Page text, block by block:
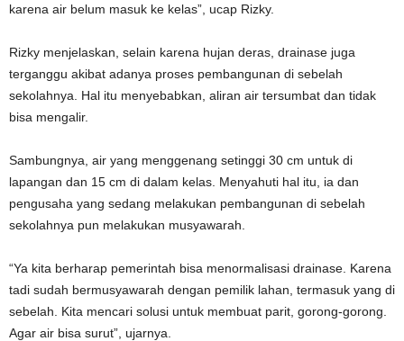
karena air belum masuk ke kelas”, ucap Rizky.
Rizky menjelaskan, selain karena hujan deras, drainase juga
terganggu akibat adanya proses pembangunan di sebelah
sekolahnya. Hal itu menyebabkan, aliran air tersumbat dan tidak
bisa mengalir.
Sambungnya, air yang menggenang setinggi 30 cm untuk di
lapangan dan 15 cm di dalam kelas. Menyahuti hal itu, ia dan
pengusaha yang sedang melakukan pembangunan di sebelah
sekolahnya pun melakukan musyawarah.
“Ya kita berharap pemerintah bisa menormalisasi drainase. Karena
tadi sudah bermusyawarah dengan pemilik lahan, termasuk yang di
sebelah. Kita mencari solusi untuk membuat parit, gorong-gorong.
Agar air bisa surut”, ujarnya.